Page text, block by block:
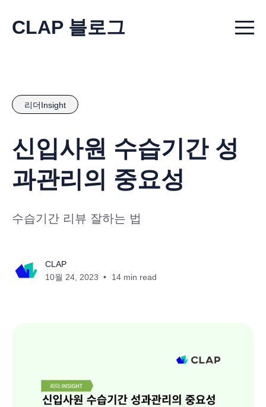
CLAP 블로그 Menu
리더Insight
신입사원 수습기간 성
과관리의 중요성
수습기간 리뷰 잘하는 법
CLAP
10월 24, 2023
14 min read